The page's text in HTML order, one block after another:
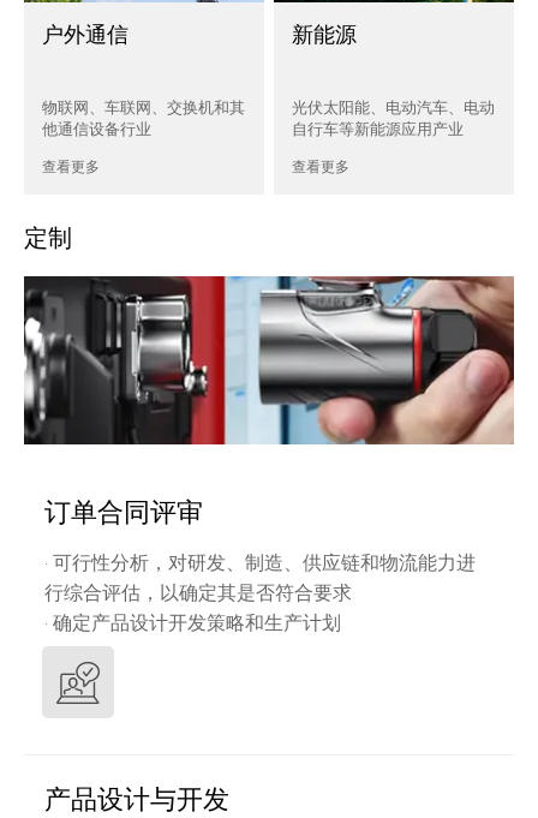
户外通信
物联网、车联网、交换机和其
他通信设备行业
查看更多
新能源
光伏太阳能、电动汽车、电动
自行车等新能源应用产业
查看更多
定制
订单合同评审
· 可行性分析，对研发、制造、供应链和物流能力进
行综合评估，以确定其是否符合要求
· 确定产品设计开发策略和生产计划
产品设计与开发